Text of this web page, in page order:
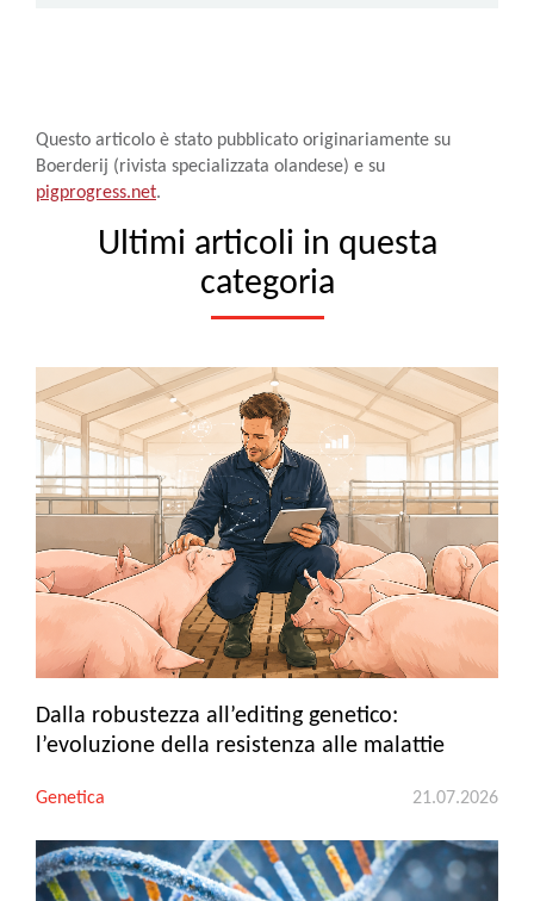
Questo articolo è stato pubblicato originariamente su
Boerderij (rivista specializzata olandese) e su
pigprogress.net.
Ultimi articoli in questa
categoria
Dalla robustezza all’editing genetico:
l’evoluzione della resistenza alle malattie
Genetica 21.07.2026